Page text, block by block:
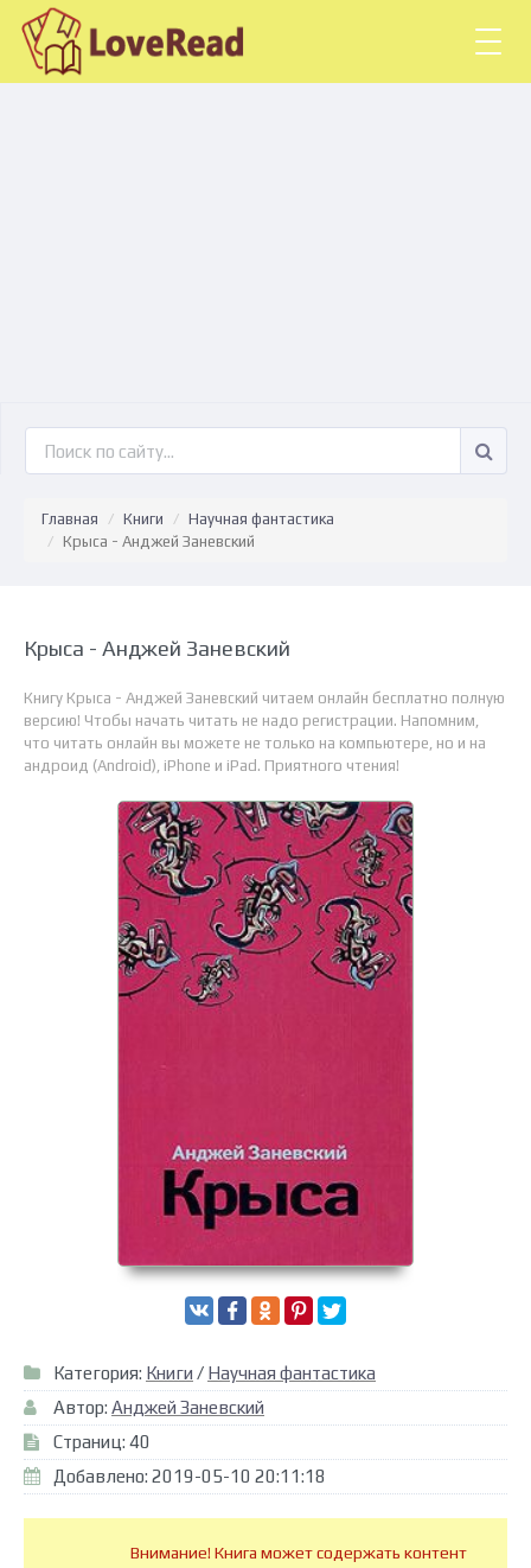
Главная Книги
Научная фантастика
Крыса - Анджей Заневский
Крыса - Анджей Заневский
Книгу Крыса - Анджей Заневский читаем онлайн бесплатно полную
версию! Чтобы начать читать не надо регистрации. Напомним,
что читать онлайн вы можете не только на компьютере, но и на
андроид (Android), iPhone и iPad. Приятного чтения!
Категория: Книги / Научная фантастика
Автор: Анджей Заневский
Страниц: 40
Добавлено: 2019-05-10 20:11:18
Внимание! Книга может содержать контент